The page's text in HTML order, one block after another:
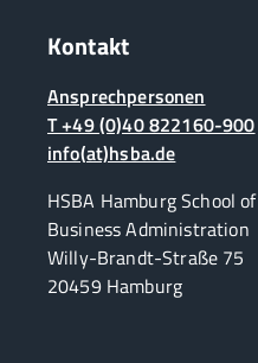
Kontakt
Ansprechpersonen
T +49 (0)40 822160-900
info(at)hsba.de
HSBA Hamburg School of
Business Administration
Willy-Brandt-Straße 75
20459 Hamburg